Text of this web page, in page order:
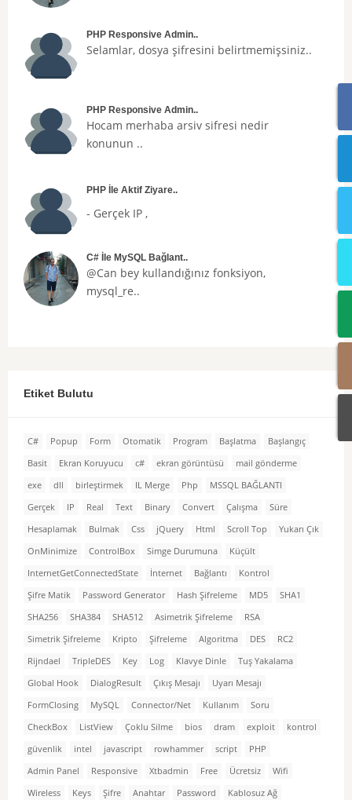
PHP Responsive Admin..
Selamlar, dosya şifresini belirtmemişsiniz..
PHP Responsive Admin..
Hocam merhaba arsiv sifresi nedir
konunun ..
PHP İle Aktif Ziyare..
- Gerçek IP ,
C# İle MySQL Bağlant..
@Can bey kullandığınız fonksiyon,
mysql_re..
Etiket Bulutu
C# Popup Form Otomatik Program Başlatma
Başlangıç
Basit
Ekran Koruyucu c# ekran görüntüsü
mail gönderme
exe
dll birleştirmek IL Merge Php
MSSQL BAĞLANTI
Gerçek
IP Real Text Binary Convert Çalışma
Süre
Hesaplamak
Bulmak Css jQuery Html Scroll Top
Yukarı Çık
OnMinimize
ControlBox Simge Durumuna
Küçült
InternetGetConnectedState
İnternet Bağlantı
Kontrol
Şifre Matik
Password Generator Hash Şifreleme MD5
SHA1
SHA256
SHA384 SHA512 Asimetrik Şifreleme
RSA
Simetrik Şifreleme
Kripto Şifreleme Algoritma DES
RC2
Rijndael
TripleDES Key Log Klavye Dinle
Tuş Yakalama
Global Hook
DialogResult Çıkış Mesajı
Uyarı Mesajı
FormClosing
MySQL Connector/Net Kullanım
Soru
CheckBox
ListView Çoklu Silme bios dram exploit
kontrol
güvenlik
intel javascript rowhammer script
PHP
Admin Panel
Responsive Xtbadmin Free Ücretsiz
Wifi
Wireless
Keys Şifre Anahtar Password
Kablosuz Ağ